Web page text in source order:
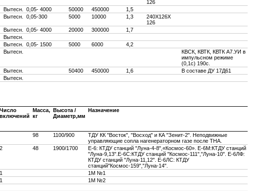
126
Вытесн. 0,05- 4000 50000 450000
1,5
Вытесн. 0,05-300 5000 10000 1,3
240Х126Х
126
Вытесн. 0,05- 4000 20000 300000
1,7
Вытесн.
Вытесн. 0,05- 1500 5000 6000
4,2
Вытесн.
КВСК, КВТК, КВТК А7.УИ в
импульсном режиме
(0,1с) 190с.
Вытесн. 50400 450000 1,6
В составе ДУ 17Д61
Вытесн.
Число
включений
Масса,
кг
Высота /
Диаметр,мм
Назначение
98 1100/900
ТДУ КК "Восток", "Восход" и КА "Зенит-2". Неподвижные
управляющие сопла нагенераторном газе после ТНА.
2 48 1900/1700
Е-6: КТДУ станций "Луна-4-8",«Космос-60». Е-6М:КТДУ станций
"Луна-9,13".Е-6С:КТДУ станций "Космос-111","Луна-10". Е-6ЛФ:
КТДУ станций "Луна-11,12". Е-6ЛС: КТДУ
станций"Космос-159","Луна-14".
1
1М №1
1
1М №2